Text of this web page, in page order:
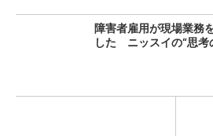
障害者雇用が現場業務
した ニッスイの“思考